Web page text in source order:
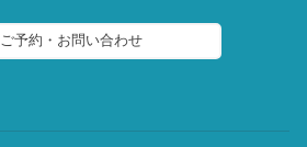
ご予約・お問い合わせ